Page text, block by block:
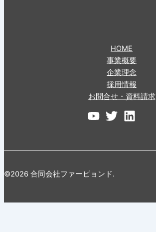
HOME
事業概要
企業理念
採用情報
お問合せ・資料請求
©2026 合同会社ファーピョンド.